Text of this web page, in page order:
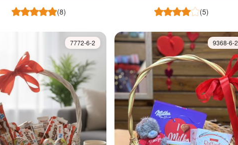
(8) (5)
7772-6-2 9368-6-2